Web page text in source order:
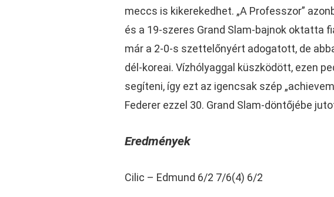
meccs is kikerekedhet. „A Professzor”
és a 19-szeres Grand Slam-bajnok oktatta
már a 2-0-s szettelőnyért adogatott, de
dél-koreai. Vízhólyaggal küszködött, ezen
segíteni, így ezt az igencsak szép
Federer ezzel 30. Grand Slam-döntőjébe
Eredmények
Cilic – Edmund 6/2 7/6(4) 6/2